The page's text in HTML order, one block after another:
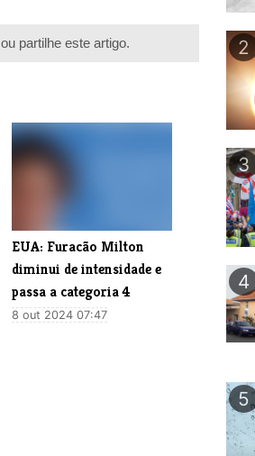
ou partilhe este artigo.
EUA: Furacão Milton
diminui de intensidade e
passa a categoria 4
8 out 2024 07:47
2
3
4
5